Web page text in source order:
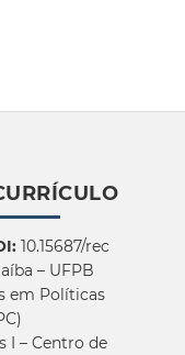
10.15687/rec
– UFPB
em Políticas
I – Centro de